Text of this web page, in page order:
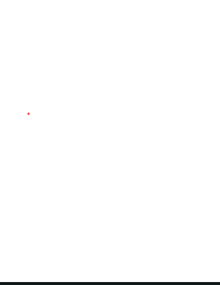
*Hacemos un trato totalmente respetuoso de tus